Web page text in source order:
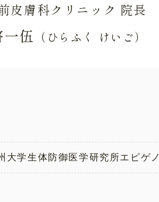
皮膚科クリニック 院長
一伍 （ひらふく けいご）
大学生体防御医学研究所エピゲ